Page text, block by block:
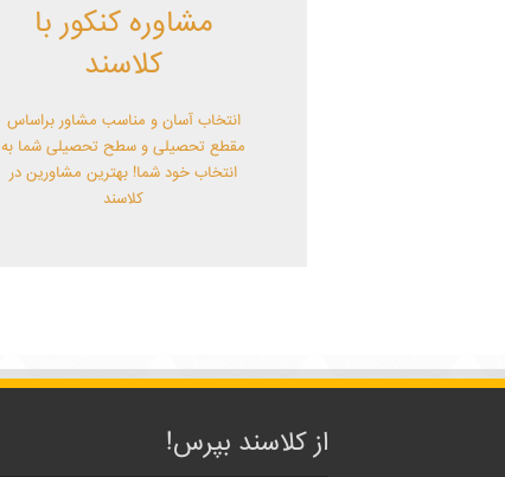
مشاوره کنکور با
کلاسند
انتخاب آسان و مناسب مشاور براساس
مقطع تحصیلی و سطح تحصیلی شما به
انتخاب خود شما! بهترین مشاورین در
کلاسند
از کلاسند بپرس!